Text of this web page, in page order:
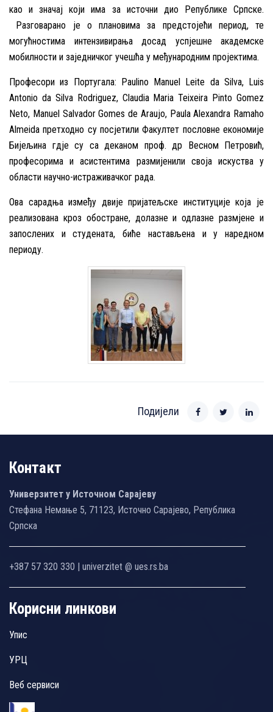
као и значај који има за источни дио Републике Српске.
Разговарано је о плановима за предстојећи период, те
могућностима интензивирања досад успјешне академске
мобилности и заједничког учешћа у међународним пројектима.
Професори из Португала: Paulino Manuel Leite da Silva, Luis
Antonio da Silva Rodriguez, Claudia Maria Teixeira Pinto Gomez
Neto, Manuel Salvador Gomes de Araujo, Paula Alexandra Ramaho
Almeida претходно су посјетили Факултет пословне економије
Бијељина гдје су са деканом проф. др Весном Петровић,
професорима и асистентима размијенили своја искуства у
области научно-истраживачког рада.
Ова сарадња између двије пријатељске институције која је
реализована кроз обостране, долазне и одлазне размјене и
запослених и студената, биће настављена и у наредном
периоду.
Подијели
Контакт
Универзитет у Источном Сарајеву
Стефана Немање 5, 71123, Источно Сарајево, Република
Српска
+387 57 320 330 | univerzitet @ ues.rs.ba
Корисни линкови
Упис
УРЦ
Веб сервиси